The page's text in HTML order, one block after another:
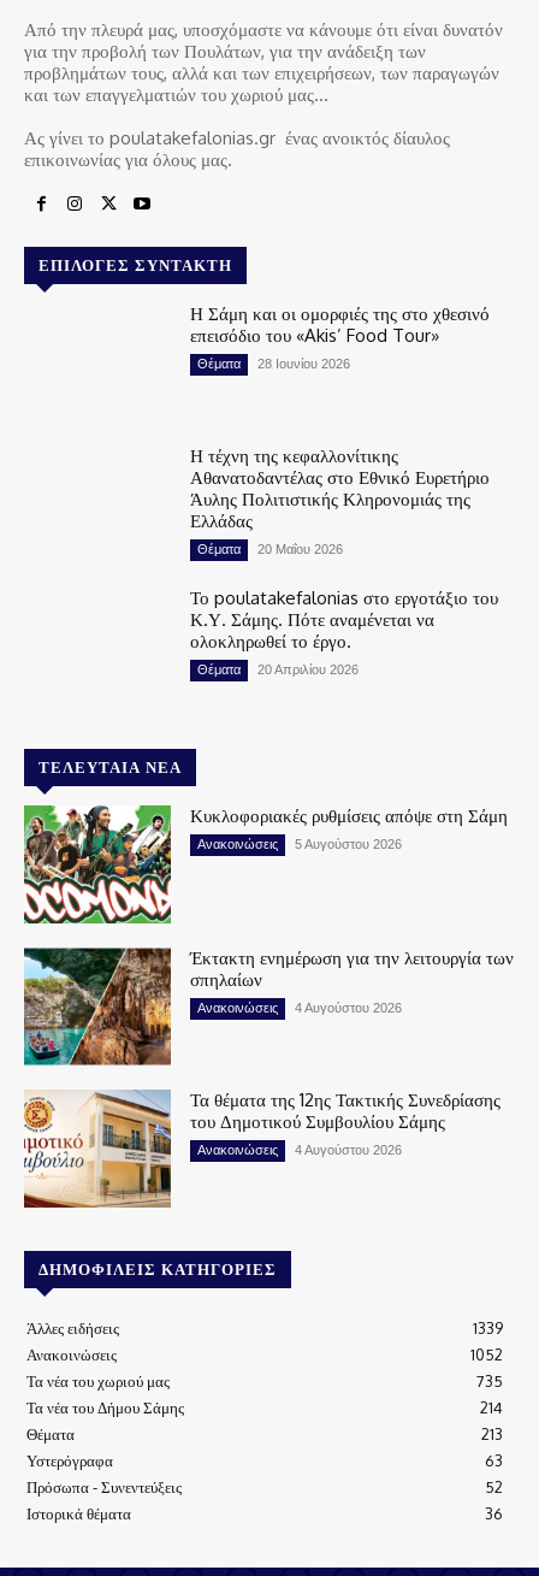
Από την πλευρά μας, υποσχόμαστε να κάνουμε ότι είναι δυνατόν
για την προβολή των Πουλάτων, για την ανάδειξη των
προβλημάτων τους, αλλά και των επιχειρήσεων, των παραγωγών
και των επαγγελματιών του χωριού μας…
Ας γίνει το poulatakefalonias.gr ένας ανοικτός δίαυλος
επικοινωνίας για όλους μας.
ΕΠΙΛΟΓΈΣ ΣΥΝΤΆΚΤΗ
Η Σάμη και οι ομορφιές της στο χθεσινό
επεισόδιο του «Akis’ Food Tour»
Θέματα 28 Ιουνίου 2026
Η τέχνη της κεφαλλονίτικης
Αθανατοδαντέλας στο Εθνικό Ευρετήριο
Άυλης Πολιτιστικής Κληρονομιάς της
Ελλάδας
Θέματα 20 Μαΐου 2026
Το poulatakefalonias στο εργοτάξιο του
Κ.Υ. Σάμης. Πότε αναμένεται να
ολοκληρωθεί το έργο.
Θέματα 20 Απριλίου 2026
ΤΕΛΕΥΤΑΊΑ ΝΈΑ
Κυκλοφοριακές ρυθμίσεις απόψε στη Σάμη
Ανακοινώσεις 5 Αυγούστου 2026
Έκτακτη ενημέρωση για την λειτουργία των
σπηλαίων
Ανακοινώσεις 4 Αυγούστου 2026
Τα θέματα της 12ης Τακτικής Συνεδρίασης
του Δημοτικού Συμβουλίου Σάμης
Ανακοινώσεις 4 Αυγούστου 2026
ΔΗΜΟΦΙΛΕΊΣ ΚΑΤΗΓΟΡΊΕΣ
Άλλες ειδήσεις
1339
Ανακοινώσεις
1052
Τα νέα του χωριού μας
735
Τα νέα του Δήμου Σάμης
214
Θέματα
213
Υστερόγραφα
63
Πρόσωπα - Συνεντεύξεις
52
Ιστορικά θέματα
36